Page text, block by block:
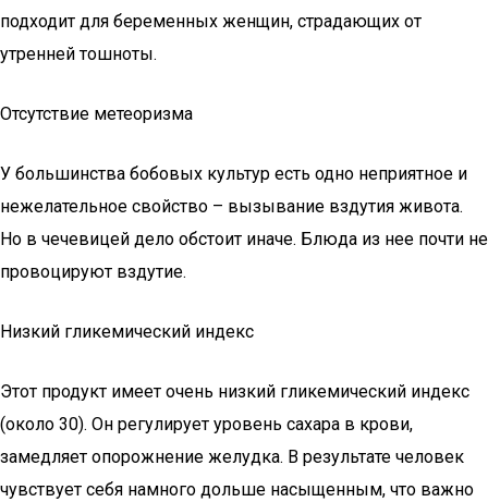
подходит для беременных женщин, страдающих от
утренней тошноты.
Отсутствие метеоризма
У большинства бобовых культур есть одно неприятное и
нежелательное свойство – вызывание вздутия живота.
Но в чечевицей дело обстоит иначе. Блюда из нее почти не
провоцируют вздутие.
Низкий гликемический индекс
Этот продукт имеет очень низкий гликемический индекс
(около 30). Он регулирует уровень сахара в крови,
замедляет опорожнение желудка. В результате человек
чувствует себя намного дольше насыщенным, что важно